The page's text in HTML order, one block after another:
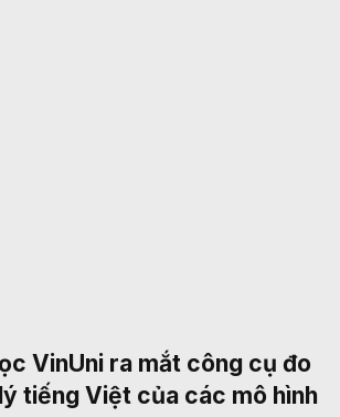
VinUni ra mắt công cụ đo
tiếng Việt của các mô hình